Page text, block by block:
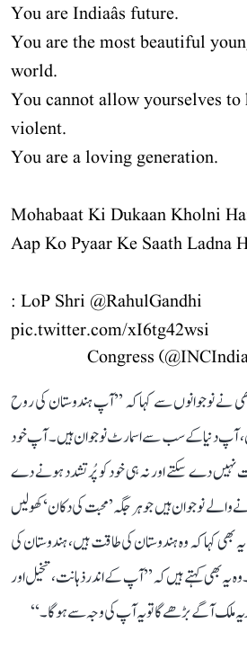
You are Indiaâs future.
You are the most beautiful
world.
You cannot allow yourselves to
violent.
You are a loving generation.
Mohabaat Ki Dukaan Kholni
Aap Ko Pyaar Ke Saath Ladna
: LoP Shri @RahulGandhi
pic.twitter.com/xI6tg42wsi
نے نوجوانوں سے کہا کہ ’’آپ ہندوستان کی روح
آپ دنیا کے سب سے اسمارٹ نوجوان ہیں۔ آپ خود
دے سکتے اور نہ ہی خود کو پُرتشدد ہونے دے
والے نوجوان ہیں جو ہر جگہ ’محبت کی دکان‘ کھولیں
کہا کہ وہ ہندوستان کی طاقت ہیں، ہندوستان کی
یہ بھی کہتے ہیں کہ ’’آپ کے اندر ذہانت، تخیل اور
ملک آگے بڑھے گا تو یہ آپ کی وجہ سے ہوگا۔‘‘